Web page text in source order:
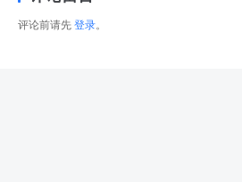
评论前请先 登录。